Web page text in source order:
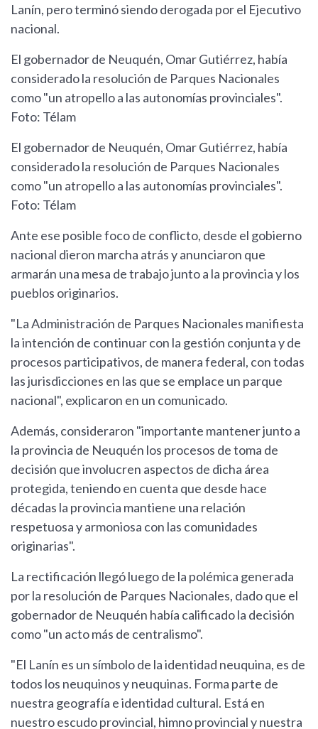
Lanín, pero terminó siendo derogada por el Ejecutivo
nacional.
El gobernador de Neuquén, Omar Gutiérrez, había
considerado la resolución de Parques Nacionales
como "un atropello a las autonomías provinciales".
Foto: Télam
El gobernador de Neuquén, Omar Gutiérrez, había
considerado la resolución de Parques Nacionales
como "un atropello a las autonomías provinciales".
Foto: Télam
Ante ese posible foco de conflicto, desde el gobierno
nacional dieron marcha atrás y anunciaron que
armarán una mesa de trabajo junto a la provincia y los
pueblos originarios.
"La Administración de Parques Nacionales manifiesta
la intención de continuar con la gestión conjunta y de
procesos participativos, de manera federal, con todas
las jurisdicciones en las que se emplace un parque
nacional", explicaron en un comunicado.
Además, consideraron "importante mantener junto a
la provincia de Neuquén los procesos de toma de
decisión que involucren aspectos de dicha área
protegida, teniendo en cuenta que desde hace
décadas la provincia mantiene una relación
respetuosa y armoniosa con las comunidades
originarias".
La rectificación llegó luego de la polémica generada
por la resolución de Parques Nacionales, dado que el
gobernador de Neuquén había calificado la decisión
como "un acto más de centralismo".
"El Lanín es un símbolo de la identidad neuquina, es de
todos los neuquinos y neuquinas. Forma parte de
nuestra geografía e identidad cultural. Está en
nuestro escudo provincial, himno provincial y nuestra